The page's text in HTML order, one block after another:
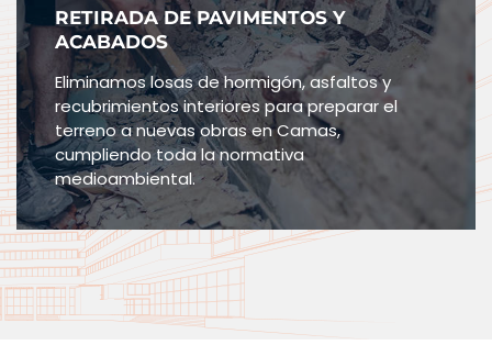
RETIRADA DE PAVIMENTOS Y
ACABADOS
Eliminamos losas de hormigón, asfaltos y
recubrimientos interiores para preparar el
terreno a nuevas obras en Camas,
cumpliendo toda la normativa
medioambiental.